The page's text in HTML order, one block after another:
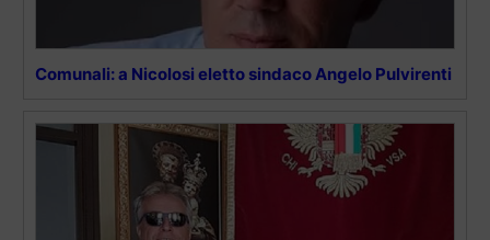
Comunali: a Nicolosi eletto sindaco Angelo Pulvirenti